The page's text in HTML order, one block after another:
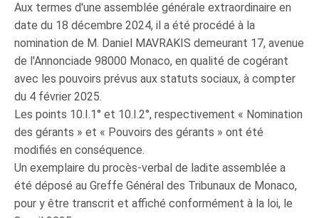
Aux termes d'une assemblée générale extraordinaire en
date du 18 décembre 2024, il a été procédé à la
nomination de M. Daniel MAVRAKIS demeurant 17, avenue
de l'Annonciade 98000 Monaco, en qualité de cogérant
avec les pouvoirs prévus aux statuts sociaux, à compter
du 4 février 2025.
Les points 10.I.1° et 10.I.2°, respectivement « Nomination
des gérants » et « Pouvoirs des gérants » ont été
modifiés en conséquence.
Un exemplaire du procès-verbal de ladite assemblée a
été déposé au Greffe Général des Tribunaux de Monaco,
pour y être transcrit et affiché conformément à la loi, le